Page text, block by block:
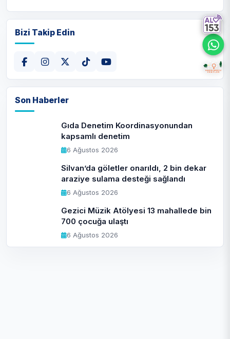
Bizi Takip Edin
Son Haberler
Gıda Denetim Koordinasyonundan
kapsamlı denetim
6 Ağustos 2026
Silvan’da göletler onarıldı, 2 bin dekar
araziye sulama desteği sağlandı
6 Ağustos 2026
Gezici Müzik Atölyesi 13 mahallede bin
700 çocuğa ulaştı
6 Ağustos 2026